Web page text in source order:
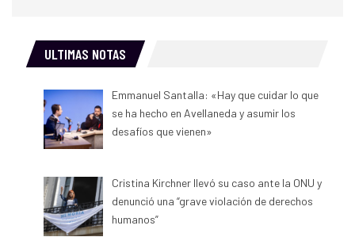
ULTIMAS NOTAS
Emmanuel Santalla: «Hay que cuidar lo que
se ha hecho en Avellaneda y asumir los
desafíos que vienen»
Cristina Kirchner llevó su caso ante la ONU y
denunció una “grave violación de derechos
humanos”